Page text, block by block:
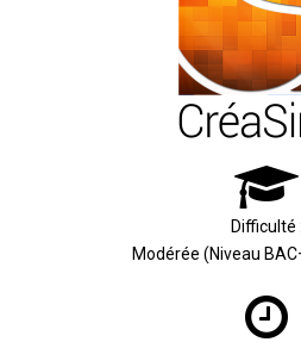
Difficulté :
Modérée (Niveau